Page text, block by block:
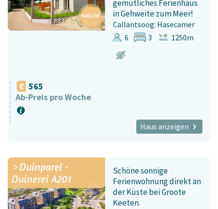
1/33
gemütliches Ferienhaus
in Gehweite zum Meer!
Callantsoog: Hasecamer
6
3 1250m
565
Ab-Preis pro Woche
Haus anzeigen
Duinparel -
Duinerei A201
Schöne sonnige
Ferienwohnung direkt an
der Küste bei Groote
Keeten.